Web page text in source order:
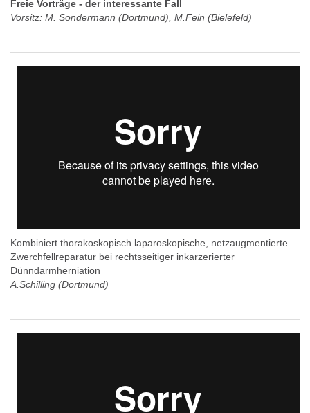
Freie Vorträge - der interessante Fall
Vorsitz: M. Sondermann (Dortmund), M.Fein (Bielefeld)
Kombiniert thorakoskopisch laparoskopische, netzaugmentierte
Zwerchfellreparatur bei rechtsseitiger inkarzerierter
Dünndarmherniation
A.Schilling (Dortmund)